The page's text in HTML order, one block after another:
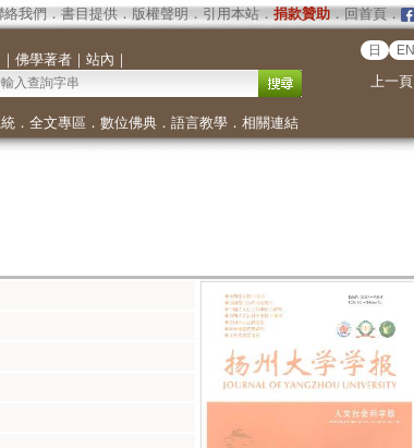
絡我們 ． 書目提供． 版權聲明． 引用本站．捐款贊助．回首頁．
｜ 佛學著者｜ 站內 ｜
日 EN
上一頁
． 全文專區 ． 數位佛典． 語言教學． 相關連結